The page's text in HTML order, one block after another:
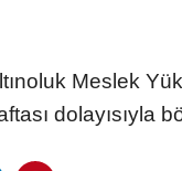
Meslek
dolayısıyla